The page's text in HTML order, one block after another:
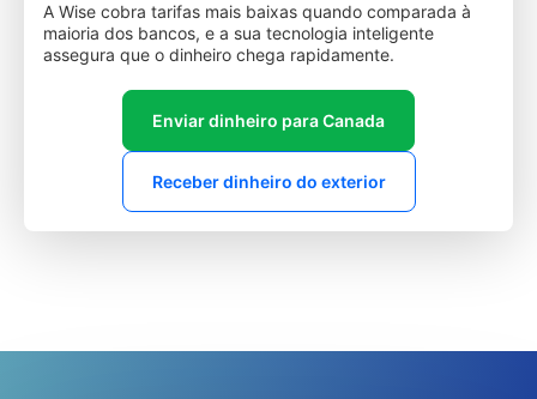
A Wise cobra tarifas mais baixas quando comparada à
maioria dos bancos, e a sua tecnologia inteligente
assegura que o dinheiro chega rapidamente.
Enviar dinheiro para Canada
Receber dinheiro do exterior